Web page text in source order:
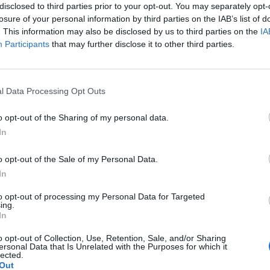
to third parties prior to your opt-out. You may separately
of your personal information by third parties on the IAB’s list of
This information may also be disclosed by us to third parties on the
Participants that may further disclose it to other third parties.
Data Processing Opt Outs
opt-out of the Sharing of my personal data.
opt-out of the Sale of my Personal Data.
opt-out of processing my Personal Data for Targeted
opt-out of Collection, Use, Retention, Sale, and/or Sharing
Data that Is Unrelated with the Purposes for which it
annusato da un bel po' di tempo
stato finale della telenovela Guardiola,
Palermo-Roma. Le parole, insomma,
il via che sarà dato da quello che
Franco Baldini previsto tra domenica e
potrebbe volontariamente coincidere,
la durata del contratto di
dopo potrebbe dipendere da Pep. Le
Roma, poi, potrebbero passare da
per Keita che per Pedro. I radar
però, restano accesi su mezzo mondo:
a Belgrado per Markovic e Tomic
giovanissimi terzini sudamericani
aperti sul genoano Palacio.
Rudy Giuliani a Come States?
americana